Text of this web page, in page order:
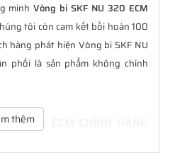
minhVòng bi SKF NU 320 ECM
tôi còn cam kết bồi hoàn 100
hàng phát hiện Vòng bi SKF NU
phối là sản phẩm không chính
320 ECM CHÍNH HÃNG
bi SKF NU 320 ECM luôn là tốt
thêm